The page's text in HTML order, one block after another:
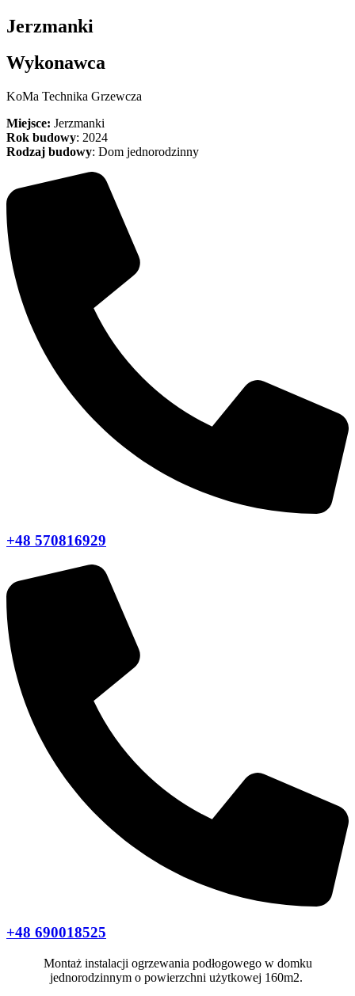
Jerzmanki
Wykonawca
KoMa Technika Grzewcza
Miejsce: Jerzmanki
Rok budowy: 2024
Rodzaj budowy: Dom jednorodzinny
+48 570816929
+48 690018525
Montaż instalacji ogrzewania podłogowego w domku
jednorodzinnym o powierzchni użytkowej 160m2.